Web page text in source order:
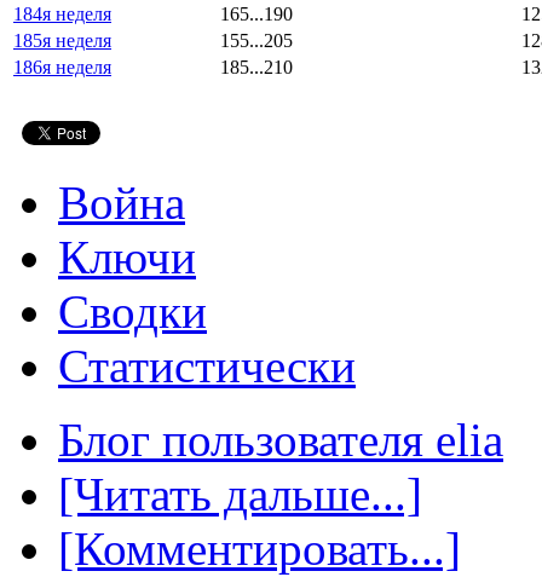
184я неделя
165...190
185я неделя
155...205
186я неделя
185...210
Война
Ключи
Сводки
Статистически
Блог пользователя elia
[Читать дальше...]
[Комментировать...]